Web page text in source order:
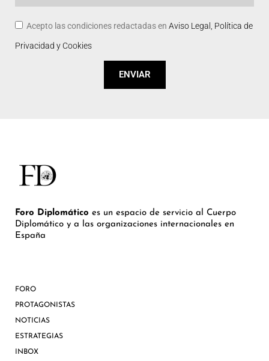
Acepto las condiciones redactadas en Aviso Legal, Política de
Privacidad y Cookies
ENVIAR
Foro Diplomático es un espacio de servicio al Cuerpo
Diplomático y a las organizaciones internacionales en
España
FORO
PROTAGONISTAS
NOTICIAS
ESTRATEGIAS
INBOX